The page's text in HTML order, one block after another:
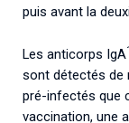
puis avant la
Les anticorps IgA1
sont détectés de
pré-infectés que
vaccination, une